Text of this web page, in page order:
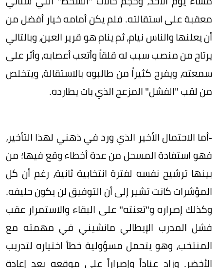
معقبة على استقالته. فلم يكن أمامه خيار أفضل من
أن يعلنها والناس نيام، ثم ينام هو قرير العين، وبالتالي
يرتاح من منصب سبب له قلقاً وأتعب أعصابه، وأثر على
سمعته، ويفرح كثيراً من طالبوه بالاستقالة، ويتخلص
من لقب "الفشل" المزعج الذي بات يطارده.
-أما الاحتمال الأخير الذي ورد في ذهني لهذا التأخير،
فهو استفادة المسحل من عدة أخطاء وقع فيها؛ من
بينها ترشيح نفسه لفترة انتخابية ثانية، رغم أن كل
المؤشرات كانت تشير إلى أن التوفيق لن يكون حليفه.
وكذلك إصراره و"تعنته" على البقاء والاستمرار عقب
فشل المدرب الإيطالي مانشيني في مهمته مع
المنتخب، وهو يتحمل مسؤولية خطأ اختياره لتدريب
الأخضر. وزاد عناداً وإصراراً على موقعه بعد إعادة